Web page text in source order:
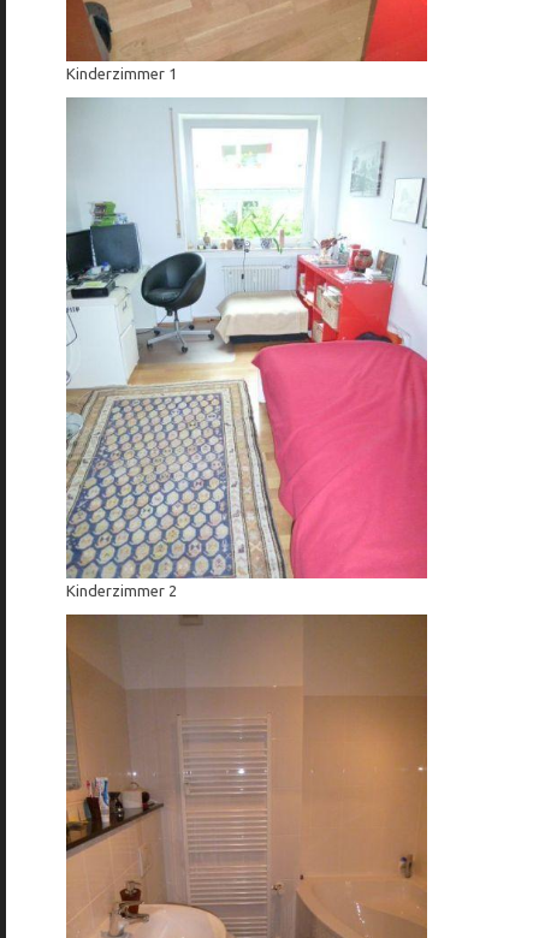
Kinderzimmer 1
Kinderzimmer 2